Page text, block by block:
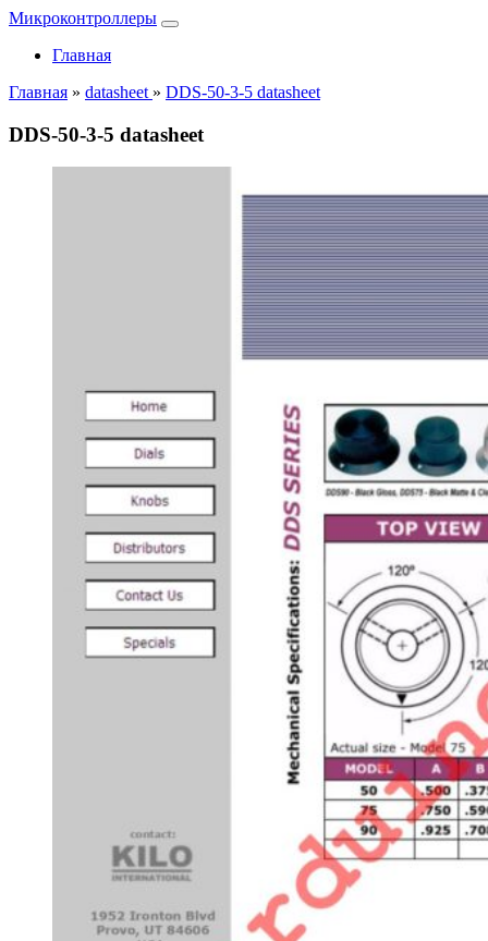
Микроконтроллеры
Главная
Главная » datasheet » DDS-50-3-5 datasheet
DDS-50-3-5 datasheet